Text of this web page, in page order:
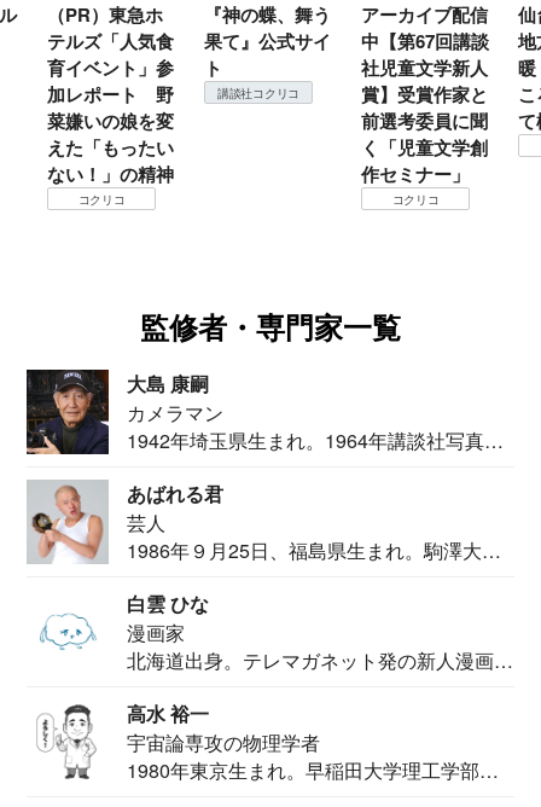
（PR）東急ホ
テルズ「人気食
育イベント」参
加レポート 野
菜嫌いの娘を変
えた「もったい
ない！」の精神
コクリコ
『神の蝶、舞う
果て』公式サイ
ト
講談社コクリコ
アーカイブ配信
中【第67回講談
社児童文学新人
賞】受賞作家と
前選考委員に聞
く「児童文学創
作セミナー」
コクリコ
仙
地
て
監修者・専門家一覧
大島 康嗣
カメラマン
1942年埼玉県生まれ。1964年講談社写真部
あばれる君
芸人
1986年９月25日、福島県生まれ。駒澤大学
白雲 ひな
漫画家
北海道出身。テレマガネット発の新人漫画
高水 裕一
宇宙論専攻の物理学者
1980年東京生まれ。早稲田大学理工学部物